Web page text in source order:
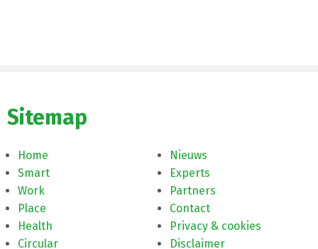
Sitemap
Home
Smart
Work
Place
Health
Circular
Nieuws
Experts
Partners
Contact
Privacy & cookies
Disclaimer